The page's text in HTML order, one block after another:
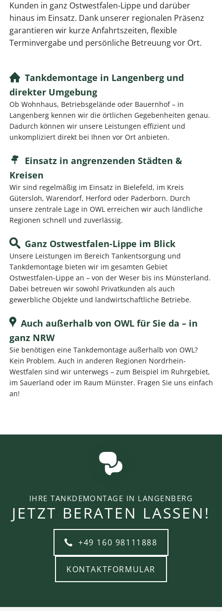
Kunden in ganz Ostwestfalen-Lippe und darüber
hinaus im Einsatz. Dank unserer regionalen Präsenz
garantieren wir kurze Anfahrtszeiten, flexible
Terminvergabe und persönliche Betreuung vor Ort.
Tankdemontage in Langenberg und
direkter Umgebung
Ob Wohnhaus, Betriebsgelände oder Bauernhof – in
Langenberg kennen wir die örtlichen Gegebenheiten genau.
Dadurch können wir unsere Leistungen effizient und
unkompliziert direkt bei Ihnen vor Ort anbieten.
Einsatz in angrenzenden Städten &
Kreisen
Wir sind regelmäßig im Einsatz in Bielefeld, im Kreis
Gütersloh, Warendorf, Herford oder Paderborn. Durch
unsere zentrale Lage in OWL erreichen wir auch ländliche
Regionen schnell und zuverlässig.
Ganz Ostwestfalen-Lippe im Blick
Unsere Leistungen im Bereich Tankentsorgung und
Tankdemontage bieten wir im gesamten Gebiet
Ostwestfalen-Lippe an – von der Weser bis ins Münsterland.
Dabei betreuen wir sowohl Privatkunden als auch
gewerbliche Objekte und landwirtschaftliche Betriebe.
Auch außerhalb von OWL für Sie da – in
ganz NRW
Sie benötigen eine Tankdemontage außerhalb von OWL?
Kein Problem. Auch in anderen Regionen Nordrhein-
Westfalen sind wir unterwegs – zum Beispiel im Ruhrgebiet,
im Sauerland oder im Raum Münster. Fragen Sie uns einfach
an!
IHRE TANKDEMONTAGE IN LANGENBERG
JETZT BERATEN LASSEN!
+49 160 98111888
KONTAKTFORMULAR